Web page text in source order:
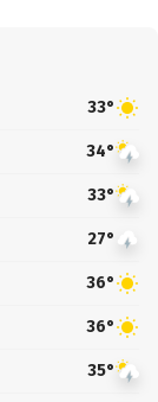
33°
34°
33°
27°
36°
36°
35°